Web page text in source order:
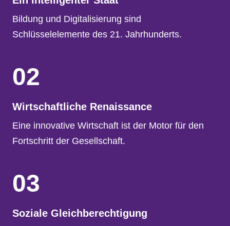
Bildung und Digitalisierung sind
Schlüsselelemente des 21. Jahrhunderts.
02
Wirtschaftliche Renaissance
Eine innovative Wirtschaft ist der Motor für den
Fortschritt der Gesellschaft.
03
Soziale Gleichberechtigung